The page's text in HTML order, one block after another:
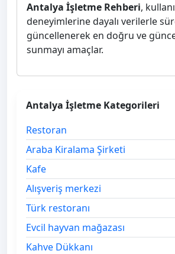
Antalya İşletme Rehberi,
deneyimlerine dayalı verilerle
güncellenerek en doğru ve
sunmayı amaçlar.
Antalya İşletme Kategorileri
Restoran
Araba Kiralama Şirketi
Kafe
Alışveriş merkezi
Türk restoranı
Evcil hayvan mağazası
Kahve Dükkanı